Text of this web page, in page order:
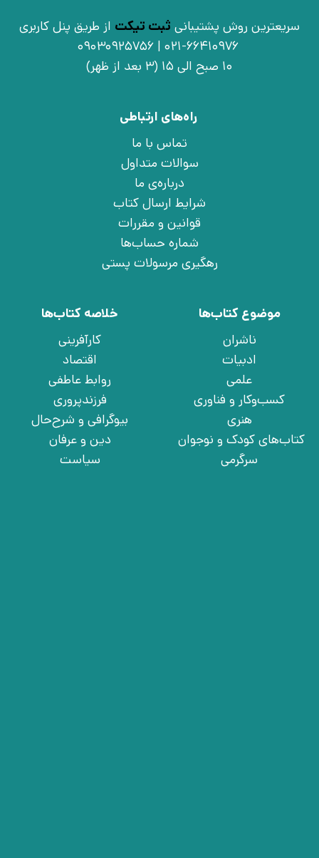
سریعترین روش پشتیبانی ثبت تیکت از طریق پنل کاربری
021-66410976 | 09030925756
10 صبح الی 15 (3 بعد از ظهر)
راه‌های ارتباطی
تماس با ما
سوالات متداول
درباره‌ی ما
شرایط ارسال کتاب
قوانین و مقررات
شماره حساب‌ها
رهگیری مرسولات پستی
موضوع کتاب‌ها
ناشران
ادبیات
علمی
کسب‌وکار و فناوری
هنری
کتاب‌های کودک و نوجوان
سرگرمی
خلاصه کتاب‌ها
کارآفرینی
اقتصاد
روابط عاطفی
فرزندپروری
بیوگرافی و شرح‌حال
دین و عرفان
سیاست